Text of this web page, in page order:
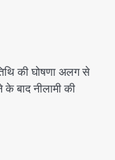
की घोषणा अलग से
बाद नीलामी की